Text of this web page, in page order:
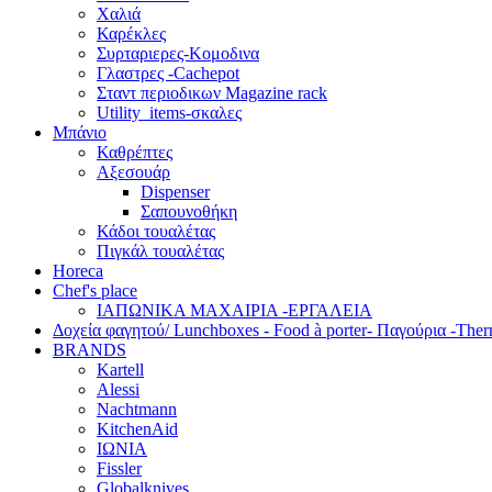
Χαλιά
Καρέκλες
Συρταριερες-Κομοδινα
Γλαστρες -Cachepot
Σταντ περιοδικων Magazine rack
Utility_items-σκαλες
Μπάνιο
Καθρέπτες
Αξεσουάρ
Dispenser
Σαπουνοθήκη
Κάδοι τουαλέτας
Πιγκάλ τουαλέτας
Horeca
Chef's place
ΙΑΠΩΝΙΚΑ ΜΑΧΑΙΡΙΑ -ΕΡΓΑΛΕΙΑ
Δoχεία φαγητού/ Lunchboxes - Food à porter- Παγούρια -
BRANDS
Kartell
Alessi
Nachtmann
KitchenAid
ΙΩΝΙΑ
Fissler